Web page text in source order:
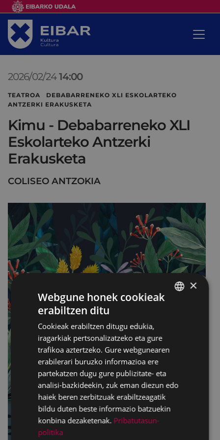
2026/02/24 14:00
TEATROA DEBABARRENEKO XLI ESKOLARTEKO
ANTZERKI ERAKUSKETA
Kimu - Debabarreneko XLI
Eskolarteko Antzerki
Erakusketa
COLISEO ANTZOKIA
×
Webgune honek cookieak
erabiltzen ditu
Cookieak erabiltzen ditugu edukia,
iragarkiak pertsonalizatzeko eta gure
trafikoa aztertzeko. Gure webgunearen
erabilerari buruzko informazioa ere
partekatzen dugu gure publizitate- eta
analisi-bazkideekin, zuk eman diezun edo
haiek beren zerbitzuak erabiltzeagatik
bildu duten beste informazio batzuekin
konbina dezaketenak. Pribatutasun-
politika